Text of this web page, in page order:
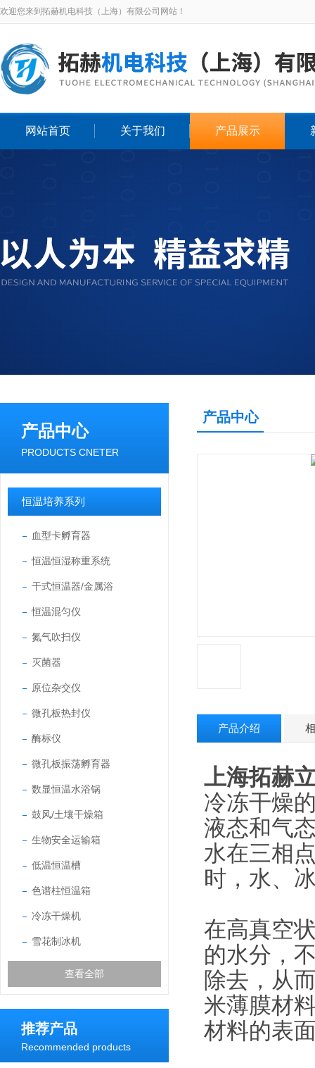
欢迎您来到拓赫机电科技（上海）有限公司网站！
网站首页 关于我们 产品展示
产品中心
PRODUCTS CNETER
恒温培养系列
血型卡孵育器
恒温恒湿称重系统
干式恒温器/金属浴
恒温混匀仪
氮气吹扫仪
灭菌器
原位杂交仪
微孔板热封仪
酶标仪
微孔板振荡孵育器
数显恒温水浴锅
鼓风/土壤干燥箱
生物安全运输箱
低温恒温槽
色谱柱恒温箱
冷冻干燥机
雪花制冰机
查看全部
推荐产品
Recommended products
产品中心
产品介绍
上海拓赫
冷冻干燥
液态和气
水在三相
时，水、
在高真空
的水分，
除去，从
米薄膜材
材料的表